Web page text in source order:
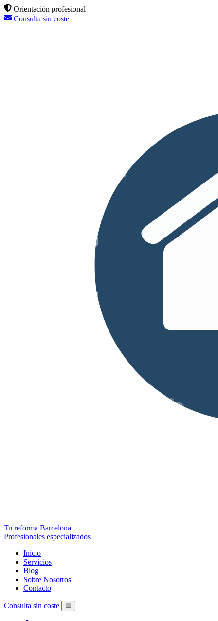
Orientación profesional
Consulta sin coste
Tu reforma Barcelona
Profesionales especializados
Inicio
Servicios
Blog
Sobre Nosotros
Contacto
Consulta sin coste